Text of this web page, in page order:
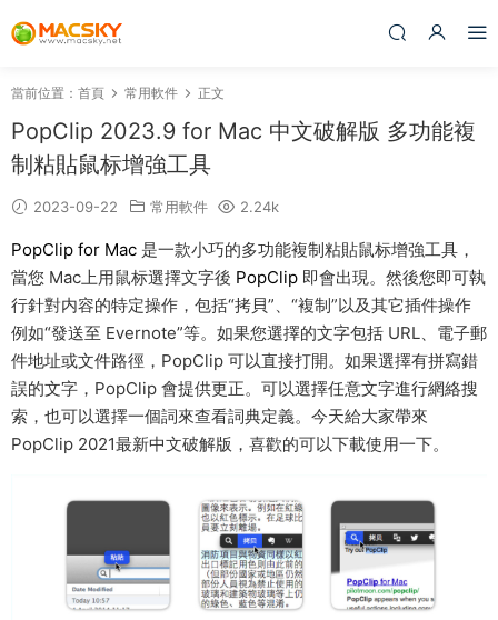
當前位置： 首頁 常用軟件 正文
PopClip 2023.9 for Mac 中文破解版 多功能複
制粘貼鼠标增強工具
2023-09-22 常用軟件 2.24k
PopClip for Mac 是一款小巧的多功能複制粘貼鼠标增強工具，
當您 Mac上用鼠标選擇文字後 PopClip 即會出現。然後您即可執
行針對内容的特定操作，包括“拷貝”、“複制”以及其它插件操作
例如“發送至 Evernote”等。如果您選擇的文字包括 URL、電子郵
件地址或文件路徑，PopClip 可以直接打開。如果選擇有拼寫錯
誤的文字，PopClip 會提供更正。可以選擇任意文字進行網絡搜
索，也可以選擇一個詞來查看詞典定義。今天給大家帶來
PopClip 2021最新中文破解版，喜歡的可以下載使用一下。